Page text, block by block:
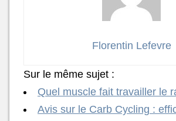
Florentin Lefevre
Sur le même sujet :
Quel muscle fait travailler le
Avis sur le Carb Cycling :